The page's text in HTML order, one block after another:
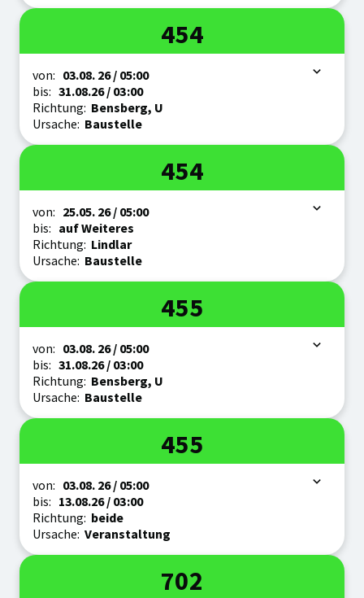
Linie
454
Zeitraum
von: 03.08. 26/ 05:00
bis: 31.08.26/ 03:00
Richtung: Bensberg, U
Ursache: Baustelle
Linie
454
Zeitraum
von: 25.05. 26/ 05:00
bis: auf Weiteres
Richtung: Lindlar
Ursache: Baustelle
Linie
455
Zeitraum
von: 03.08. 26/ 05:00
bis: 31.08.26/ 03:00
Richtung: Bensberg, U
Ursache: Baustelle
Linie
455
Zeitraum
von: 03.08. 26/ 05:00
bis: 13.08.26/ 03:00
Richtung: beide
Ursache: Veranstaltung
Linie
702